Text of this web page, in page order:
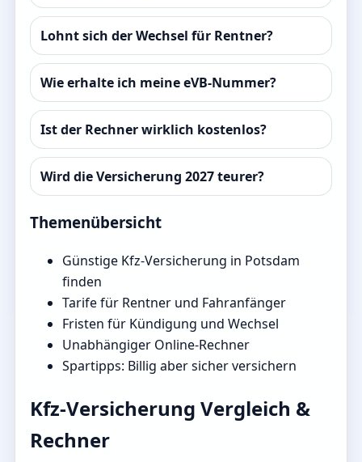
Lohnt sich der Wechsel für Rentner?
Wie erhalte ich meine eVB-Nummer?
Ist der Rechner wirklich kostenlos?
Wird die Versicherung 2027 teurer?
Themenübersicht
Günstige Kfz-Versicherung in Potsdam
finden
Tarife für Rentner und Fahranfänger
Fristen für Kündigung und Wechsel
Unabhängiger Online-Rechner
Spartipps: Billig aber sicher versichern
Kfz-Versicherung Vergleich &
Rechner